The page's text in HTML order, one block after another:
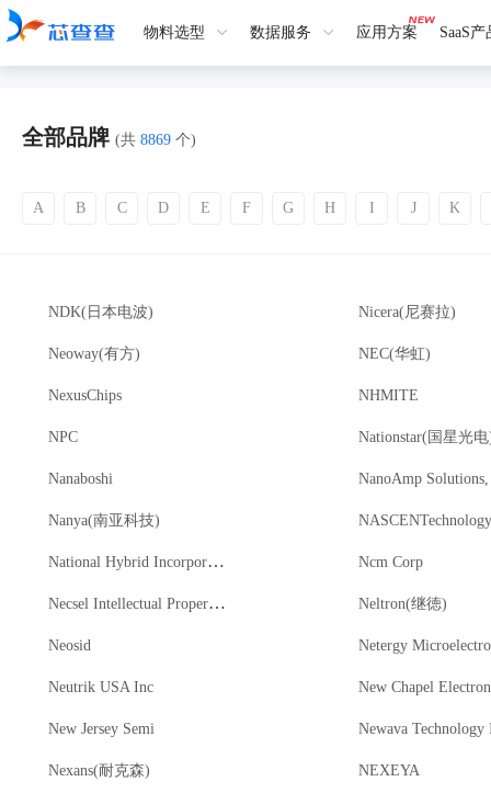
物料选型 数据服务 应用方案 SaaS
全部品牌 (共 8869 个)
A B C D E F G H I J K
NDK(日本电波) Nicera(尼赛拉)
Neoway(有方) NEC(华虹)
NexusChips NHMITE
NPC Nationstar(国星光
Nanaboshi NanoAmp
Nanya(南亚科技) NASCENTechnology
National Hybrid Incorporated Ncm Corp
Necsel Intellectual Property Inc Neltron(继徳)
Neosid Netergy
Neutrik USA Inc New Chapel
New Jersey Semi Newava Technology
Nexans(耐克森) NEXEYA